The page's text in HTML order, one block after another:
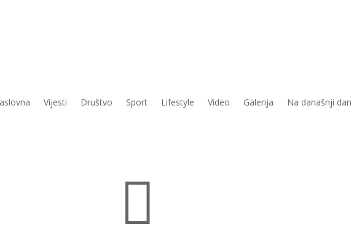
Vijesti Društvo Sport Lifestyle Video Galerija Na današnji dan
